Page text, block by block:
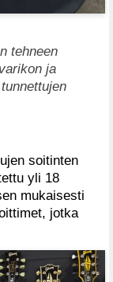
tehneen
ja
soitinten
yli 18
mukaisesti
jotka